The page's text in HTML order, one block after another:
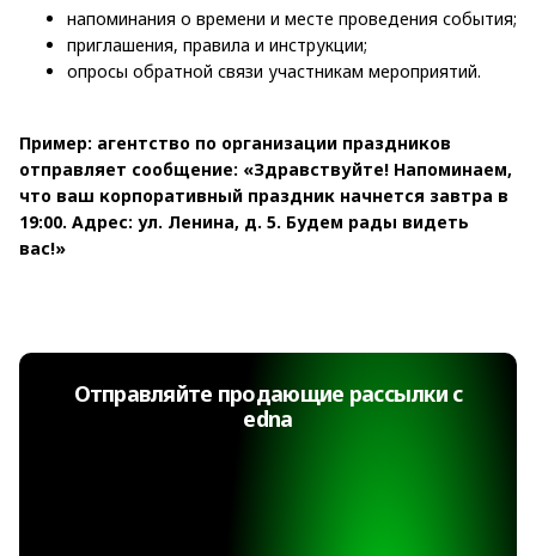
напоминания о времени и месте проведения события;
приглашения, правила и инструкции;
опросы обратной связи участникам мероприятий.
Пример: агентство по организации праздников
отправляет сообщение: «Здравствуйте! Напоминаем,
что ваш корпоративный праздник начнется завтра в
19:00. Адрес: ул. Ленина, д. 5. Будем рады видеть
вас!»
Отправляйте продающие рассылки с
edna